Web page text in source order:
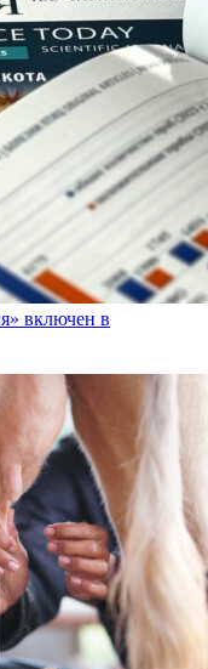
включен в